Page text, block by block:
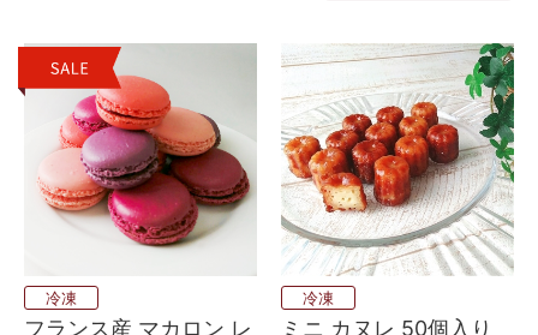
冷凍
フランス産 マカロン レ
冷凍
ミニ カヌレ 50個入り